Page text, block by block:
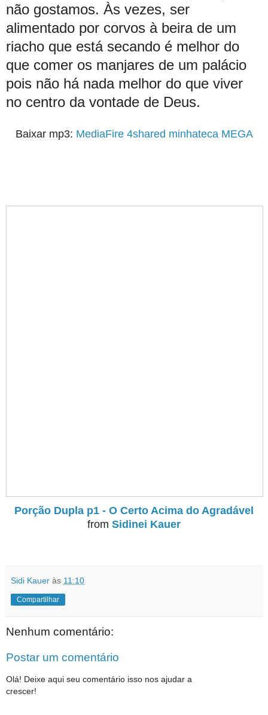
não gostamos. Às vezes, ser
alimentado por corvos à beira de um
riacho que está secando é melhor do
que comer os manjares de um palácio
pois não há nada melhor do que viver
no centro da vontade de Deus.
Baixar mp3: MediaFire 4shared minhateca MEGA
Porção Dupla p1 - O Certo Acima do Agradável
from Sidinei Kauer
Sidi Kauer às 11:10
Compartilhar
Nenhum comentário:
Postar um comentário
Olá! Deixe aqui seu comentário isso nos ajudar a
crescer!